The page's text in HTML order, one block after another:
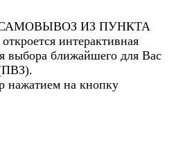
«САМОВЫВОЗ ИЗ ПУНКТА
интерактивная
выбора ближайшего для Вас
нажатием на кнопку